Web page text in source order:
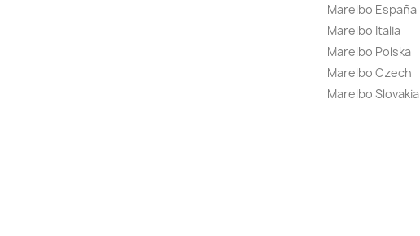
Marelbo España
Marelbo Italia
Marelbo Polska
Marelbo Czech
Marelbo Slovakia